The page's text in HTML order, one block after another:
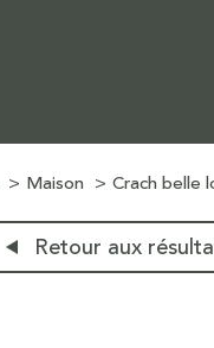
Maison Crach belle
Retour aux